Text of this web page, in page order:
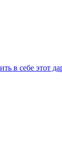
в себе этот